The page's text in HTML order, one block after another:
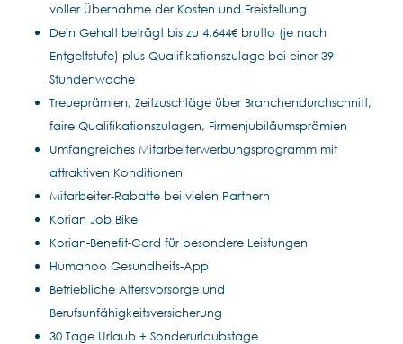
voller Übernahme der Kosten und Freistellung
Dein Gehalt beträgt bis zu 4.644€ brutto (je nach
Entgeltstufe) plus Qualifikationszulage bei einer 39
Stundenwoche
Treueprämien, Zeitzuschläge über Branchendurchschnitt,
faire Qualifikationszulagen, Firmenjubiläumsprämien
Umfangreiches Mitarbeiterwerbungsprogramm mit
attraktiven Konditionen
Mitarbeiter-Rabatte bei vielen Partnern
Korian Job Bike
Korian-Benefit-Card für besondere Leistungen
Humanoo Gesundheits-App
Betriebliche Altersvorsorge und
Berufsunfähigkeitsversicherung
30 Tage Urlaub + Sonderurlaubstage